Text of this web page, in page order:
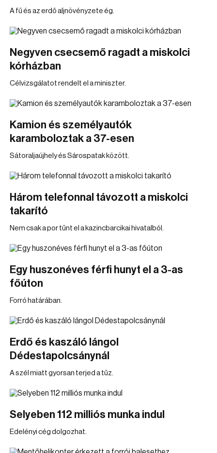
A fű és az erdő aljnövényzete ég.
Negyven csecsemő ragadt a miskolci
kórházban
Célvizsgálatot rendelt el a miniszter.
Kamion és személyautók
karamboloztak a 37-esen
Sátoraljaújhely és Sárospatak között.
Három telefonnal távozott a miskolci
takarító
Nem csak a por tűnt el a kazincbarcikai hivatalból.
Egy huszonéves férfi hunyt el a 3-as
főúton
Forró határában.
Erdő és kaszáló lángol
Dédestapolcsánynál
A szél miatt gyorsan terjed a tűz.
Selyeben 112 milliós munka indul
Edelényi cég dolgozhat.